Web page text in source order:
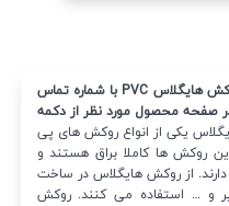
توجه: برای اطلاع از جدیدترین قیمت روکش هایگلاس PVC با شماره تماس
بگیرید یا در صفحه محصول مورد نظر از دکمه
یکی از انواع روکش های پی
روکش ها کاملا براق هستند و
از روکش هایگلاس در ساخت
و … استفاده می کنند. روکش